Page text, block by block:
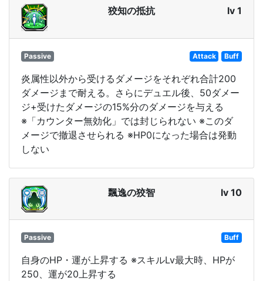
狡知の抵抗 lv 1
Passive Attack Buff
炎属性以外から受けるダメージをそれぞれ合計200
ダメージまで耐える。さらにデュエル後、50ダメー
ジ+受けたダメージの15%分のダメージを与える
※「カウンター無効化」では封じられない ※このダ
メージで撤退させられる ※HP0になった場合は発動
しない
飄逸の狡智 lv 10
Passive Buff
自身のHP・運が上昇する ※スキルLv最大時、HPが
250、運が20上昇する